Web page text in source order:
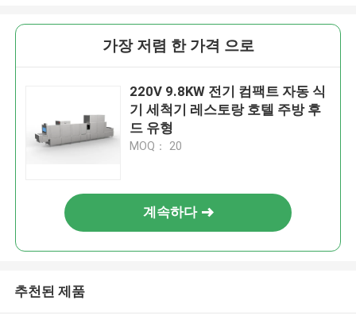
가장 저렴 한 가격 으로
220V 9.8KW 전기 컴팩트 자동 식
기 세척기 레스토랑 호텔 주방 후
드 유형
MOQ： 20
계속하다
추천된 제품